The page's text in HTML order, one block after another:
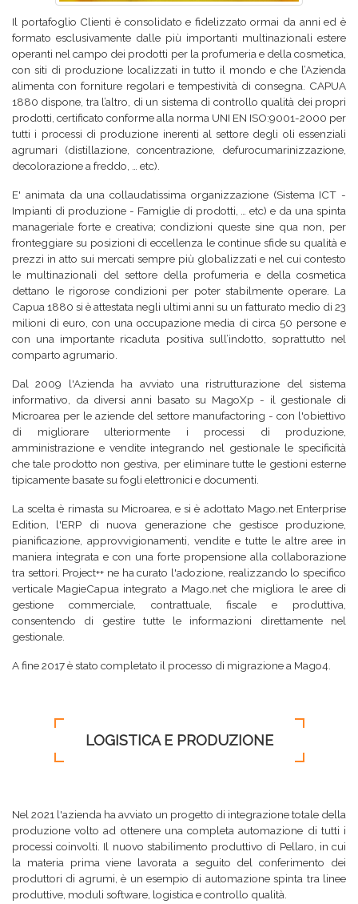
Il portafoglio Clienti è consolidato e fidelizzato ormai da anni ed è
formato esclusivamente dalle più importanti multinazionali estere
operanti nel campo dei prodotti per la profumeria e della cosmetica,
con siti di produzione localizzati in tutto il mondo e che l’Azienda
alimenta con forniture regolari e tempestività di consegna. CAPUA
1880 dispone, tra l’altro, di un sistema di controllo qualità dei propri
prodotti, certificato conforme alla norma UNI EN ISO:9001-2000 per
tutti i processi di produzione inerenti al settore degli oli essenziali
agrumari (distillazione, concentrazione, defurocumarinizzazione,
decolorazione a freddo, … etc).
E' animata da una collaudatissima organizzazione (Sistema ICT -
Impianti di produzione - Famiglie di prodotti, … etc) e da una spinta
manageriale forte e creativa; condizioni queste sine qua non, per
fronteggiare su posizioni di eccellenza le continue sfide su qualità e
prezzi in atto sui mercati sempre più globalizzati e nel cui contesto
le multinazionali del settore della profumeria e della cosmetica
dettano le rigorose condizioni per poter stabilmente operare. La
Capua 1880 si è attestata negli ultimi anni su un fatturato medio di 23
milioni di euro, con una occupazione media di circa 50 persone e
con una importante ricaduta positiva sull’indotto, soprattutto nel
comparto agrumario.
Dal 2009 l'Azienda ha avviato una ristrutturazione del sistema
informativo, da diversi anni basato su MagoXp - il gestionale di
Microarea per le aziende del settore manufactoring - con l'obiettivo
di migliorare ulteriormente i processi di produzione,
amministrazione e vendite integrando nel gestionale le specificità
che tale prodotto non gestiva, per eliminare tutte le gestioni esterne
tipicamente basate su fogli elettronici e documenti.
La scelta è rimasta su Microarea, e si è adottato Mago.net Enterprise
Edition, l'ERP di nuova generazione che gestisce produzione,
pianificazione, approvvigionamenti, vendite e tutte le altre aree in
maniera integrata e con una forte propensione alla collaborazione
tra settori. Project++ ne ha curato l'adozione, realizzando lo specifico
verticale MagieCapua integrato a Mago.net che migliora le aree di
gestione commerciale, contrattuale, fiscale e produttiva,
consentendo di gestire tutte le informazioni direttamente nel
gestionale.
A fine 2017 è stato completato il processo di migrazione a Mago4.
LOGISTICA E PRODUZIONE
Nel 2021 l'azienda ha avviato un progetto di integrazione totale della
produzione volto ad ottenere una completa automazione di tutti i
processi coinvolti. Il nuovo stabilimento produttivo di Pellaro, in cui
la materia prima viene lavorata a seguito del conferimento dei
produttori di agrumi, è un esempio di automazione spinta tra linee
produttive, moduli software, logistica e controllo qualità.